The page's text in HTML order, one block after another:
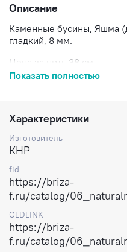
Описание
Каменные бусины, Яшма
гладкий, 8 мм.
Цена за нить 38 см.
Показать полностью
Характеристики
Изготовитель
КНР
fid
https://briza-
f.ru/catalog/
OLDLINK
https://briza-
f.ru/catalog/